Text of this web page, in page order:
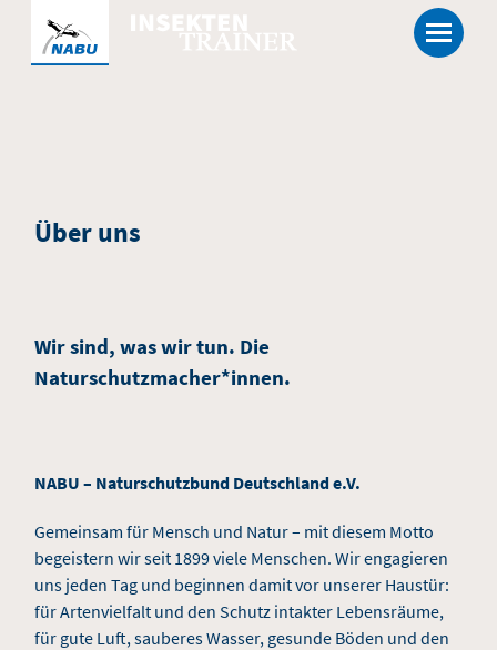
content
Menu
Über uns
Wir sind, was wir tun. Die
Naturschutzmacher*innen.
NABU – Naturschutzbund Deutschland e.V.
Gemeinsam für Mensch und Natur – mit diesem Motto
begeistern wir seit 1899 viele Menschen. Wir engagieren
uns jeden Tag und beginnen damit vor unserer Haustür:
für Artenvielfalt und den Schutz intakter Lebensräume,
für gute Luft, sauberes Wasser, gesunde Böden und den